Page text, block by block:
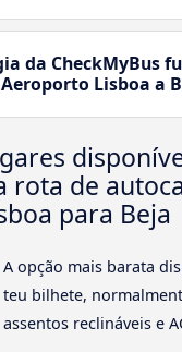
da CheckMyBus
Lisboa a
rota de
para Beja
A opção mais barata
teu bilhete,
assentos reclináveis e